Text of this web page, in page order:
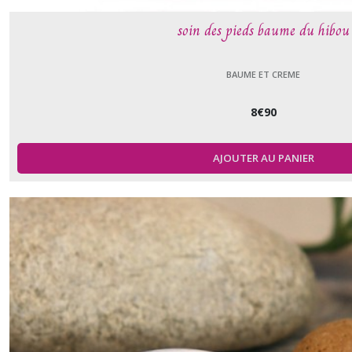
soin des pieds baume du hibou
BAUME ET CREME
8€90
AJOUTER AU PANIER